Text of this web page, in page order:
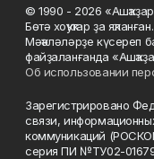
© 1990 - 2026
Бөтә хоҡуҡтар ҙа яҡланған.
Мәҡәләләрҙе күсереп
файҙаланғанда
Об использовании
Зарегистрировано
связи,
коммуникаций
серия ПИ №ТУ02-